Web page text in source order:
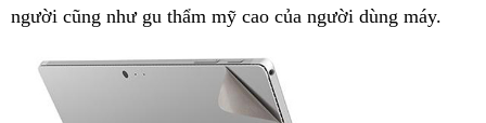
người cũng như gu thẩm mỹ cao của người dùng máy.